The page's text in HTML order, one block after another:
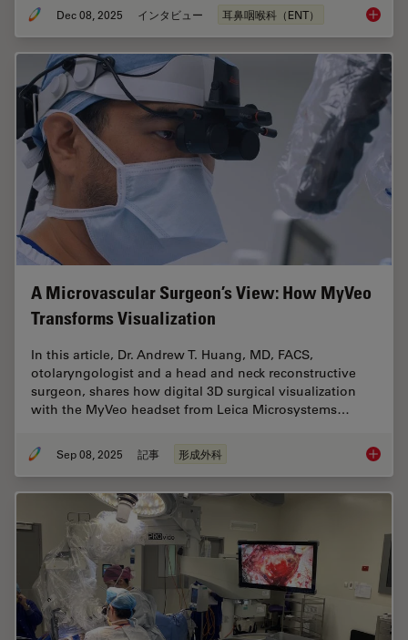
Dec 08, 2025 インタビュー 耳鼻咽喉科（ENT）
A Microvascular Surgeon’s View: How MyVeo
Transforms Visualization
In this article, Dr. Andrew T. Huang, MD, FACS,
otolaryngologist and a head and neck reconstructive
surgeon, shares how digital 3D surgical visualization
with the MyVeo headset from Leica Microsystems…
Sep 08, 2025 記事 形成外科 A